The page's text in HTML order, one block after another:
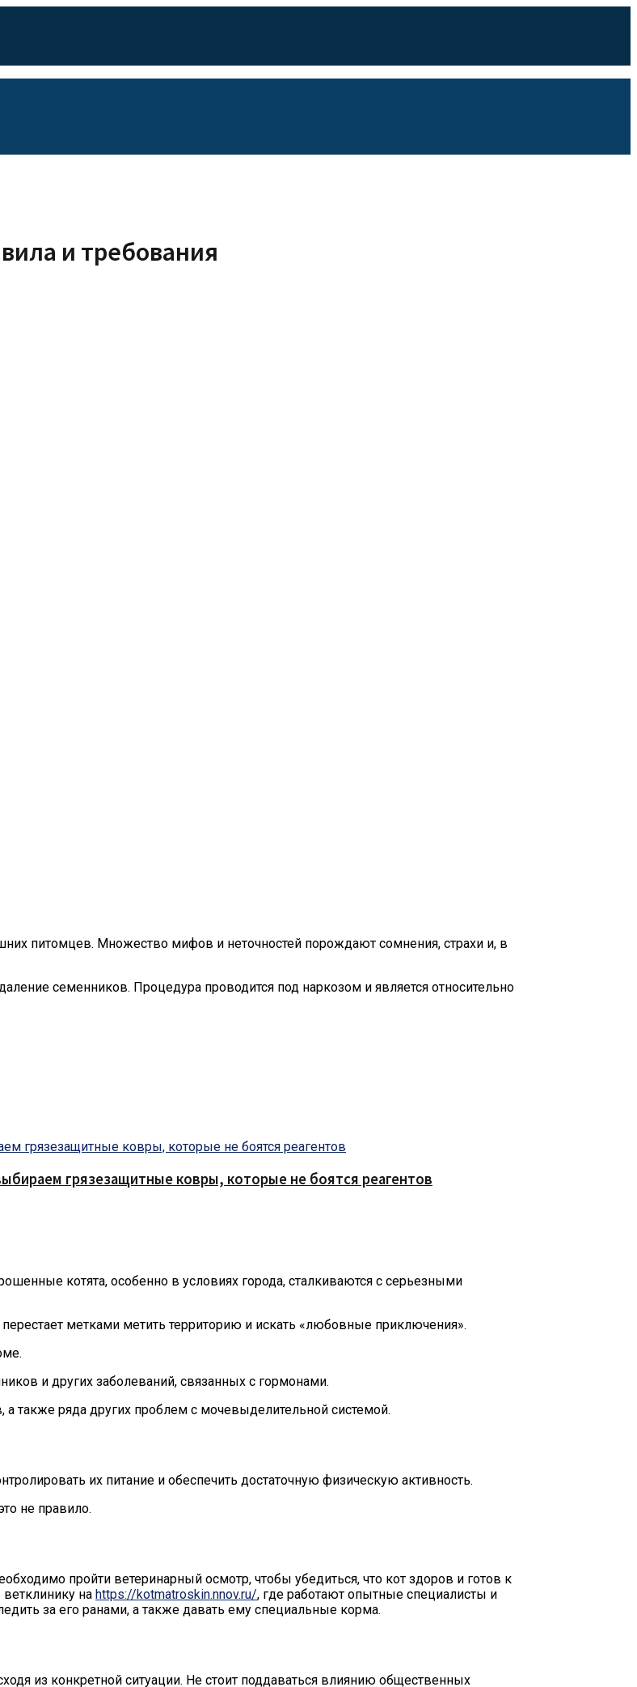
и требования
питомцев. Множество мифов и неточностей порождают сомнения, страхи и, в
семенников. Процедура проводится под наркозом и является относительно
грязезащитные ковры, которые не боятся реагентов
котята, особенно в условиях города, сталкиваются с серьезными
метками метить территорию и искать «любовные приключения».
и других заболеваний, связанных с гормонами.
также ряда других проблем с мочевыделительной системой.
их питание и обеспечить достаточную физическую активность.
не правило.
пройти ветеринарный осмотр, чтобы убедиться, что кот здоров и готов к
на https://kotmatroskin.nnov.ru/, где работают опытные специалисты и
за его ранами, а также давать ему специальные корма.
из конкретной ситуации. Не стоит поддаваться влиянию общественных